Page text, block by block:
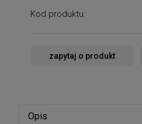
Kod produktu:
zapytaj o produkt
Opis